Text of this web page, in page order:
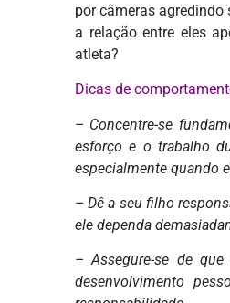
por câmeras
a relação entre eles
atleta?
Dicas de
– Concentre-se
esforço e o trabalho
especialmente quando
– Dê a seu filho
ele dependa
– Assegure-se de
desenvolvimento